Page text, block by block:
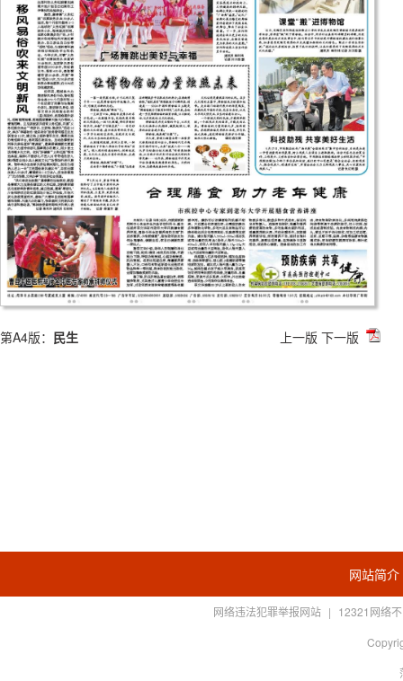
第A4版： 民生 上一版 下一版
网站简介
网络违法犯罪举报网站 | 12321网络